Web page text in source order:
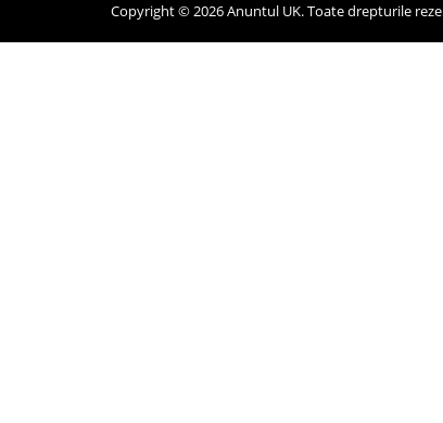
Copyright © 2026 Anuntul UK. Toate drepturile